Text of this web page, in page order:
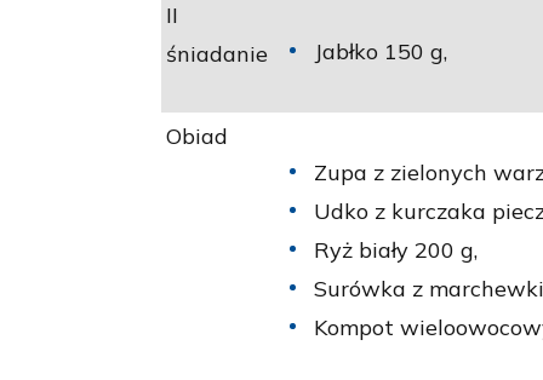
II
śniadanie
Jabłko 150 g,
Obiad
Zupa z zielonych
Udko z kurczaka
Ryż biały 200 g,
Surówka z
Kompot